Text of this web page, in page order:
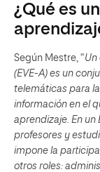
¿Qué es
Según Mestre, “Un
(EVE-A) es un
telemáticas para
información en el
aprendizaje. En un
profesores y
impone la
otros roles: